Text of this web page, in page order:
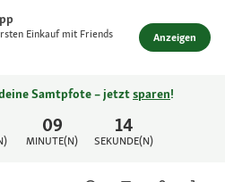
Einkauf mit Friends Anzeigen
09
MINUTE(N)
14
SEKUNDE(N)
Samtpfote – jetztsparen!